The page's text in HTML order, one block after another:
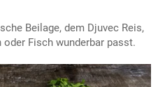
Beilage, dem Djuvec Reis,
Fisch wunderbar passt.